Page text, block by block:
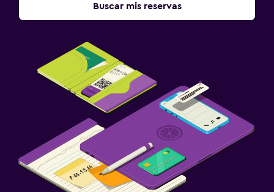
Buscar mis reservas